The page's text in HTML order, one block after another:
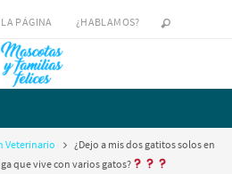
PÁGINA ¿HABLAMOS?
Veterinario
¿Dejo a mis dos gatitos solos en
que vive con varios gatos?